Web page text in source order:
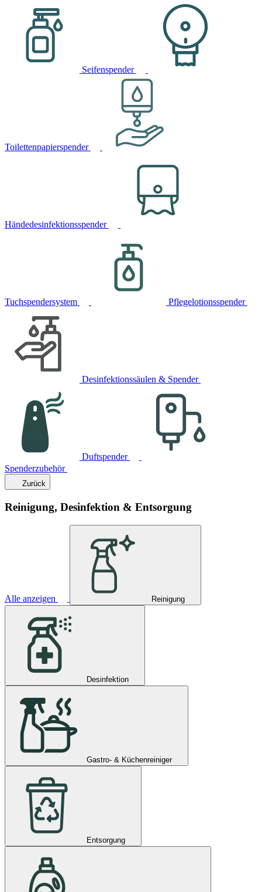
Seifenspender
Toilettenpapierspender
Händedesinfektionsspender
Tuchspendersystem Pflegelotionsspender
Desinfektionssäulen & Spender
Duftspender
Spenderzubehör
Zurück
Reinigung, Desinfektion & Entsorgung
Alle anzeigen Reinigung
Desinfektion
Gastro- & Küchenreiniger
Entsorgung